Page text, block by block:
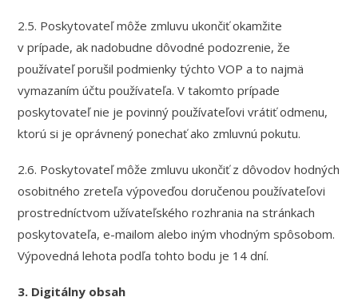
2.5. Poskytovateľ môže zmluvu ukončiť okamžite
v prípade, ak nadobudne dôvodné podozrenie, že
používateľ porušil podmienky týchto VOP a to najmä
vymazaním účtu používateľa. V takomto prípade
poskytovateľ nie je povinný používateľovi vrátiť odmenu,
ktorú si je oprávnený ponechať ako zmluvnú pokutu.
2.6. Poskytovateľ môže zmluvu ukončiť z dôvodov hodných
osobitného zreteľa výpoveďou doručenou používateľovi
prostredníctvom užívateľského rozhrania na stránkach
poskytovateľa, e-mailom alebo iným vhodným spôsobom.
Výpovedná lehota podľa tohto bodu je 14 dní.
3. Digitálny obsah